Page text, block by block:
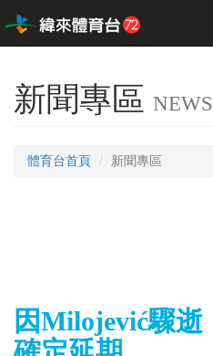
新聞專區 NEWS
體育台首頁 新聞專區
因Milojević驟